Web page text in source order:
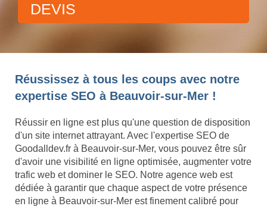
DEVIS
Réussissez à tous les coups avec notre
expertise SEO à Beauvoir-sur-Mer !
Réussir en ligne est plus qu'une question de disposition
d'un site internet attrayant. Avec l'expertise SEO de
Goodalldev.fr à Beauvoir-sur-Mer, vous pouvez être sûr
d'avoir une visibilité en ligne optimisée, augmenter votre
trafic web et dominer le SEO. Notre agence web est
dédiée à garantir que chaque aspect de votre présence
en ligne à Beauvoir-sur-Mer est finement calibré pour